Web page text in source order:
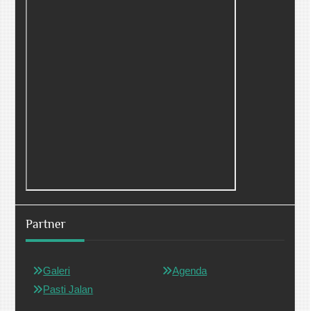
Partner
Galeri
Pasti Jalan
Agenda